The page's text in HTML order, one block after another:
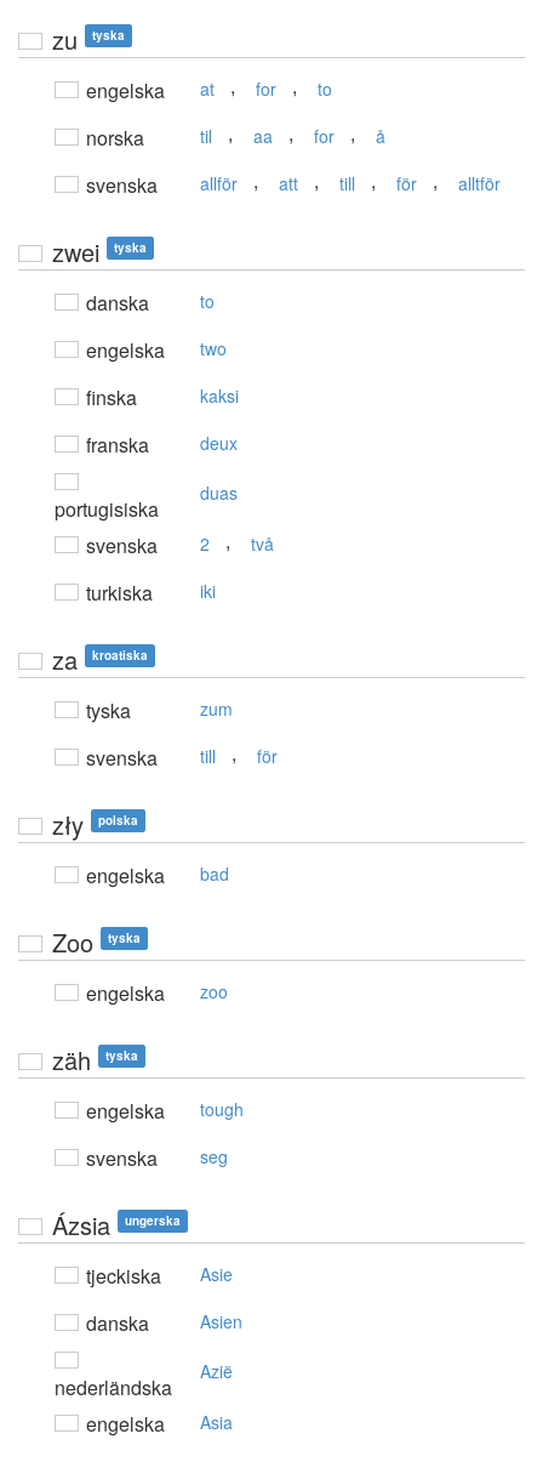
zu tyska
engelska at , for , to
norska til , aa , for , å
svenska allför , att , till , för , alltför
zwei tyska
danska to
engelska two
finska kaksi
franska deux
portugisiska
duas
svenska 2 , två
turkiska iki
za kroatiska
tyska zum
svenska till , för
zły polska
engelska bad
Zoo tyska
engelska zoo
zäh tyska
engelska tough
svenska seg
Ázsia ungerska
tjeckiska Asie
danska Asien
nederländska
Azië
engelska Asia